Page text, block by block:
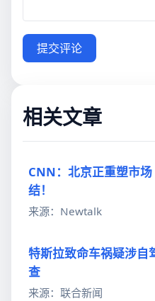
提交评论
相关文章
CNN：北京正重塑市
结！
来源：Newtalk
特斯拉致命车祸疑涉自
查
来源：联合新闻